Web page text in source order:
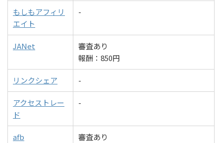
もしもアフィリ
エイト
-
JANet
審査あり
報酬：850円
リンクシェア -
アクセストレー
ド
-
afb
審査あり